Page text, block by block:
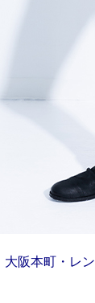
大阪本町・レ